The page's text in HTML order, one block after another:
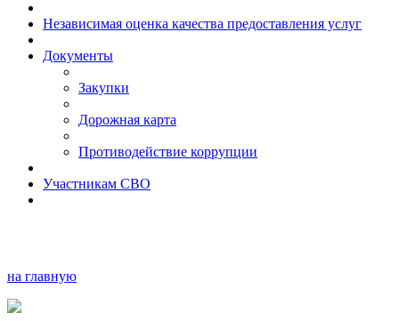
Независимая оценка качества предоставления услуг
Документы
Закупки
Дорожная карта
Противодействие коррупции
Участникам СВО
на главную